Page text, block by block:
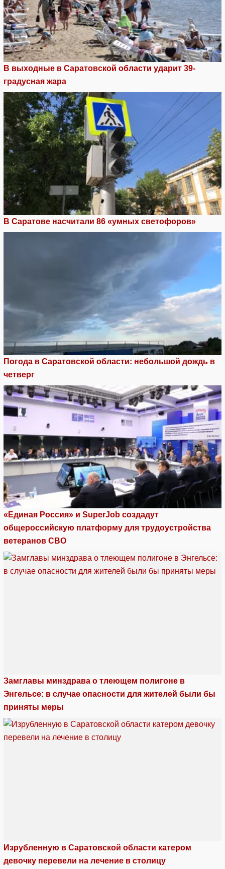
В выходные в Саратовской области ударит 39-
градусная жара
В Саратове насчитали 86 «умных светофоров»
Погода в Саратовской области: небольшой дождь в
четверг
«Единая Россия» и SuperJob создадут
общероссийскую платформу для трудоустройства
ветеранов СВО
Замглавы минздрава о тлеющем полигоне в
Энгельсе: в случае опасности для жителей были бы
приняты меры
Изрубленную в Саратовской области катером
девочку перевели на лечение в столицу